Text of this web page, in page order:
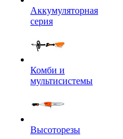
Аккумуляторная
серия
Комби и
мультисистемы
Высоторезы